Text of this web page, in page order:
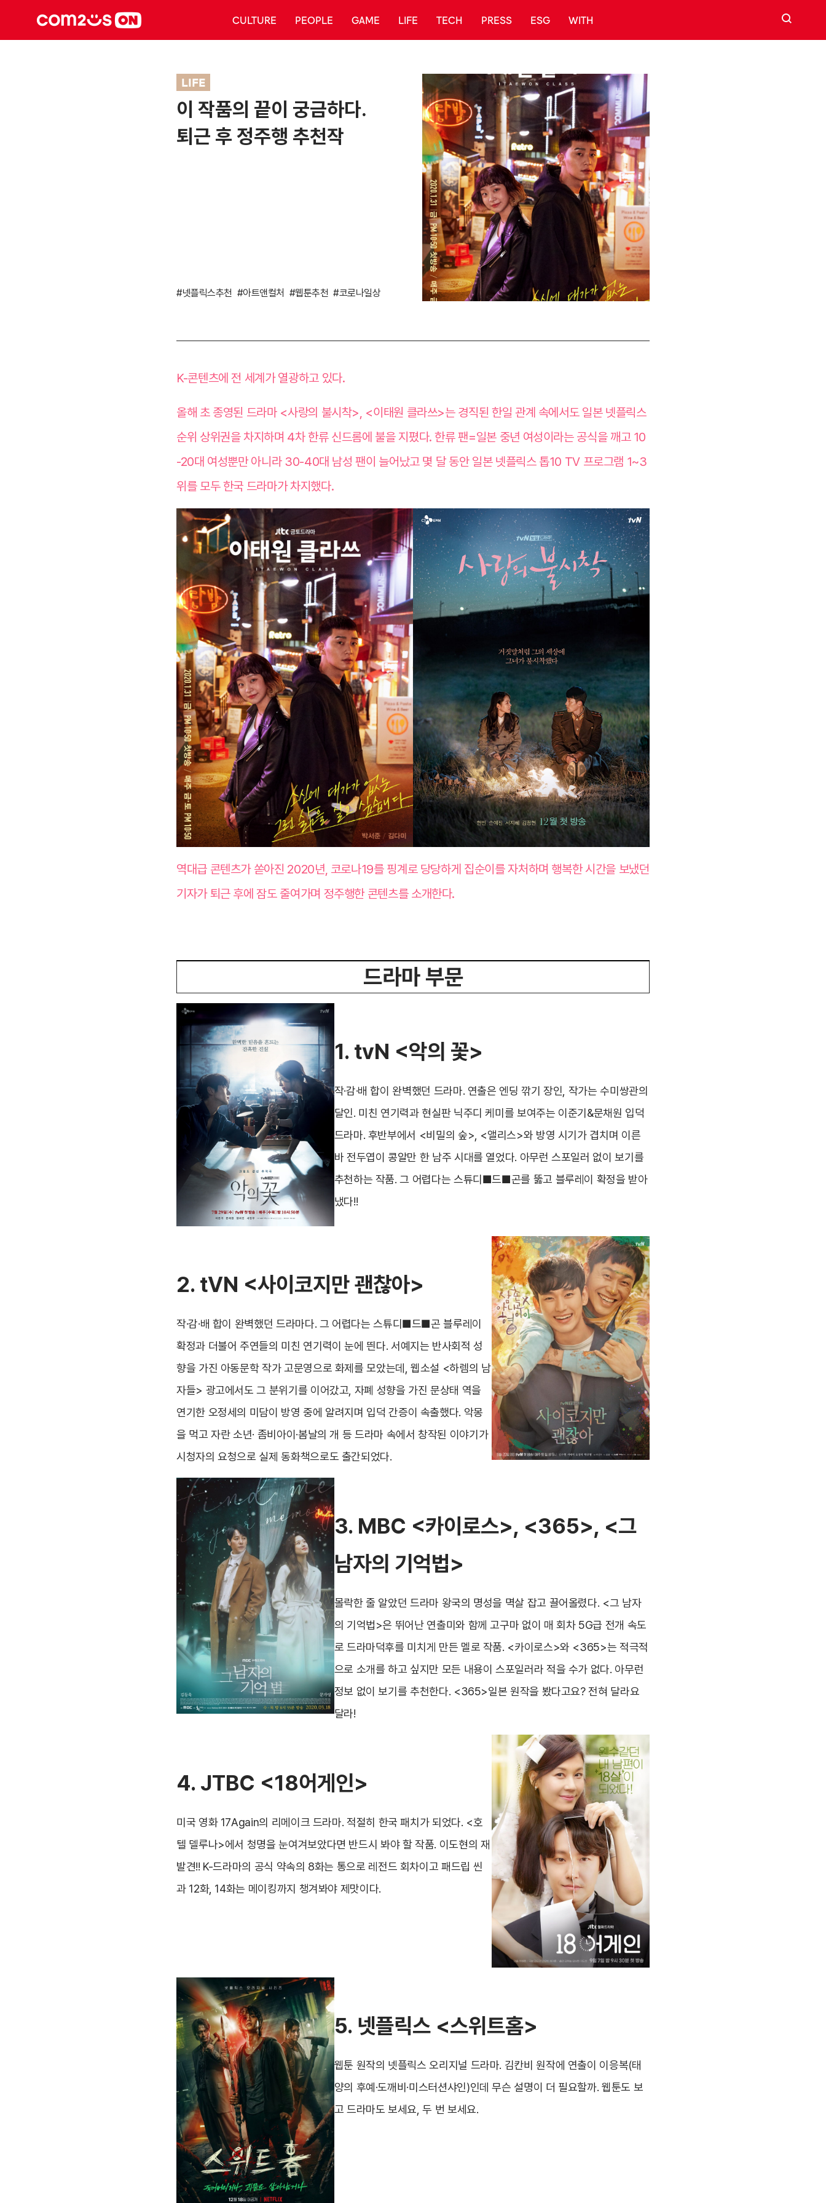
CULTURE PEOPLE GAME LIFE TECH PRESS ESG WITH 검색
LIFE
이 작품의 끝이 궁금하다.
퇴근 후 정주행 추천작
#넷플릭스추천 #아트앤컬처 #웹툰추천 #코로나일상
K-콘텐츠에 전 세계가 열광하고 있다.
올해 초 종영된 드라마 <사랑의 불시착>, <이태원 클라쓰>는 경직된 한일 관계 속에서도 일본 넷플릭스
순위 상위권을 차지하며 4차 한류 신드롬에 불을 지폈다. 한류 팬=일본 중년 여성이라는 공식을 깨고 10
-20대 여성뿐만 아니라 30-40대 남성 팬이 늘어났고 몇 달 동안 일본 넷플릭스 톱10 TV 프로그램 1~3
위를 모두 한국 드라마가 차지했다.
역대급 콘텐츠가 쏟아진 2020년, 코로나19를 핑계로 당당하게 집순이를 자처하며 행복한 시간을 보냈던
기자가 퇴근 후에 잠도 줄여가며 정주행한 콘텐츠를 소개한다.
드라마 부문
1. tvN <악의 꽃>
작·감·배 합이 완벽했던 드라마. 연출은 엔딩 깎기 장인, 작가는 수미쌍관의
달인. 미친 연기력과 현실판 닉주디 케미를 보여주는 이준기&문채원 입덕
드라마. 후반부에서 <비밀의 숲>, <앨리스>와 방영 시기가 겹치며 이른
바 전두엽이 콩알만 한 남주 시대를 열었다. 아무런 스포일러 없이 보기를
추천하는 작품. 그 어렵다는 스튜디■드■곤를 뚫고 블루레이 확정을 받아
냈다!!
2. tVN <사이코지만 괜찮아>
작·감·배 합이 완벽했던 드라마다. 그 어렵다는 스튜디■드■곤 블루레이
확정과 더불어 주연들의 미친 연기력이 눈에 띈다. 서예지는 반사회적 성
향을 가진 아동문학 작가 고문영으로 화제를 모았는데, 웹소설 <하렘의 남
자들> 광고에서도 그 분위기를 이어갔고, 자폐 성향을 가진 문상태 역을
연기한 오정세의 미담이 방영 중에 알려지며 입덕 간증이 속출했다. 악몽
을 먹고 자란 소년· 좀비아이·봄날의 개 등 드라마 속에서 창작된 이야기가
시청자의 요청으로 실제 동화책으로도 출간되었다.
3. MBC <카이로스>, <365>, <그
남자의 기억법>
몰락한 줄 알았던 드라마 왕국의 명성을 멱살 잡고 끌어올렸다. <그 남자
의 기억법>은 뛰어난 연출미와 함께 고구마 없이 매 회차 5G급 전개 속도
로 드라마덕후를 미치게 만든 멜로 작품. <카이로스>와 <365>는 적극적
으로 소개를 하고 싶지만 모든 내용이 스포일러라 적을 수가 없다. 아무런
정보 없이 보기를 추천한다. <365>일본 원작을 봤다고요? 전혀 달라요
달라!
4. JTBC <18어게인>
미국 영화 17Again의 리메이크 드라마. 적절히 한국 패치가 되었다. <호
텔 델루나>에서 청명을 눈여겨보았다면 반드시 봐야 할 작품. 이도현의 재
발견!! K-드라마의 공식 약속의 8화는 통으로 레전드 회차이고 패드립 씬
과 12화, 14화는 메이킹까지 챙겨봐야 제맛이다.
5. 넷플릭스 <스위트홈>
웹툰 원작의 넷플릭스 오리지널 드라마. 김칸비 원작에 연출이 이응복(태
양의 후예·도깨비·미스터션샤인)인데 무슨 설명이 더 필요할까. 웹툰도 보
고 드라마도 보세요, 두 번 보세요.